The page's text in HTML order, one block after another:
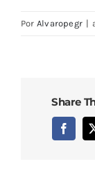
Por Alvaropegr |
Share